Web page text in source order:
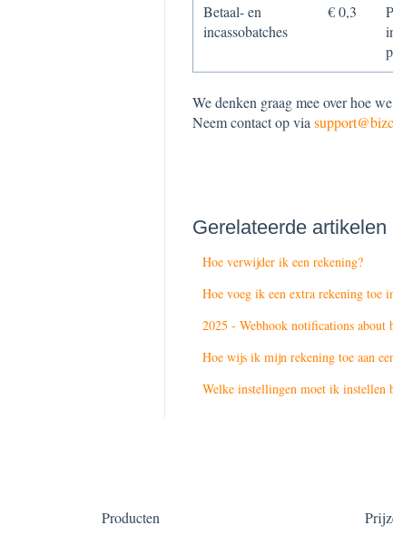
Betaal- en
incassobatches
€ 0,3
We denken graag mee over hoe
Neem contact op via
Gerelateerde artikelen
Hoe verwijder ik een rekening?
Hoe voeg ik een extra rekening toe
2025 - Webhook notifications about
Hoe wijs ik mijn rekening toe aan
Welke instellingen moet ik instellen
Producten